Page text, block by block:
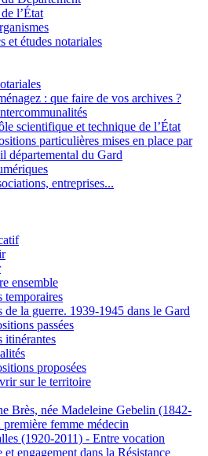
l’État
et études notariales
: que faire de vos archives ?
scientifique et technique de l’État
particulières mises en place par
départemental du Gard
entreprises...
ensemble
temporaires
de la guerre. 1939-1945 dans le Gard
passées
itinérantes
proposées
sur le territoire
Brès, née Madeleine Gebelin (1842-
première femme médecin
(1920-2011) - Entre vocation
et engagement dans la Résistance